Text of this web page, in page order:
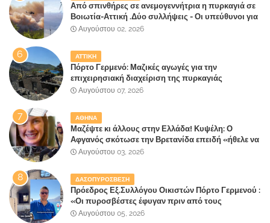
Από σπινθήρες σε ανεμογεννήτρια η πυρκαγιά σε
Βοιωτία-Αττική .Δύο συλλήψεις - Οι υπεύθυνοι για
την λάθος διαχείριση της κατάσβεσης θα
Αυγούστου 02, 2026
ΑΤΤΙΚΗ
Πόρτο Γερμενό: Μαζικές αγωγές για την
επιχειρησιακή διαχείριση της πυρκαγιάς
ετοιμάζουν οι κάτοικοι!
Αυγούστου 07, 2026
ΑΘΗΝΑ
Μαζέψτε κι άλλους στην Ελλάδα! Κυψέλη: Ο
Αφγανός σκότωσε την Βρετανίδα επειδή «ήθελε να
κάνει τη σύντροφό του χριστιανή»
Αυγούστου 03, 2026
ΔΑΣΟΠΥΡΟΣΒΕΣΗ
Πρόεδρος Εξ.Συλλόγου Οικιστών Πόρτο Γερμενού :
«Οι πυροσβέστες έφυγαν πριν από τους
κατοίκους»
Αυγούστου 05, 2026